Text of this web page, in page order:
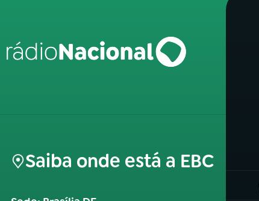
Saiba onde está a EBC